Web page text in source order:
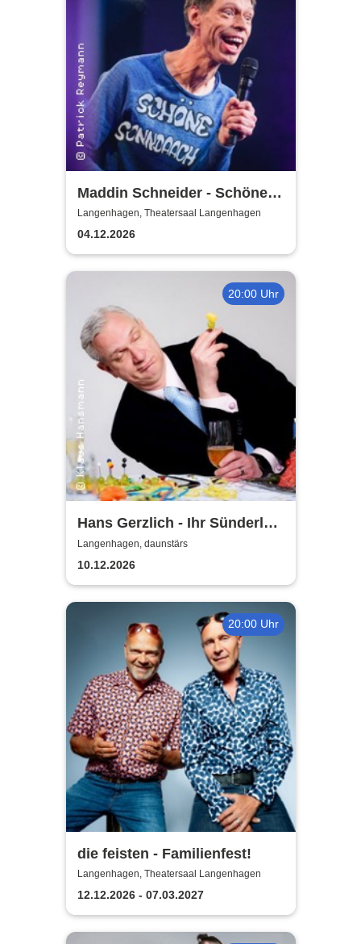
Maddin Schneider - Schöne
Sonndaach
Langenhagen, Theatersaal Langenhagen
04.12.2026
20:00 Uhr
Hans Gerzlich - Ihr Sünderlein
kommet - Adventskabarett
Langenhagen, daunstärs
10.12.2026
20:00 Uhr
die feisten - Familienfest!
Langenhagen, Theatersaal Langenhagen
12.12.2026 - 07.03.2027